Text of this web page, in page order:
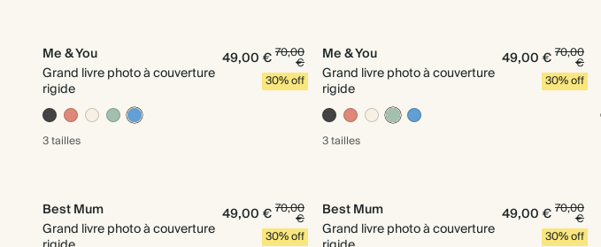
Me & You
Grand livre photo à couverture
rigide
49,00 €70,00
€
30% off
3 tailles
Me & You
Grand livre photo à couverture
rigide
49,00 €70,00
€
30% off
3 tailles
Best Mum
Grand livre photo à couverture
49,00 €70,00
€
30% off
Best Mum
Grand livre photo à couverture
49,00 €70,00
€
30% off